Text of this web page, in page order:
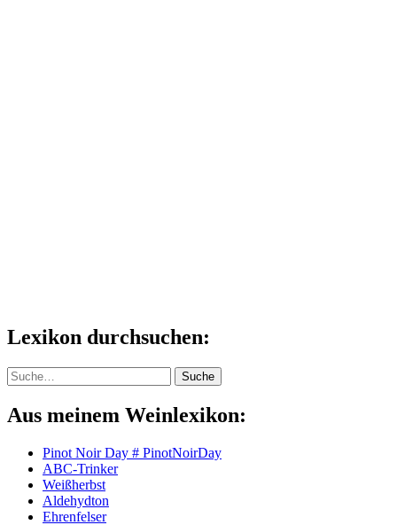
Lexikon durchsuchen:
Suche Suche
Aus meinem Weinlexikon:
Pinot Noir Day # PinotNoirDay
ABC-Trinker
Weißherbst
Aldehydton
Ehrenfelser